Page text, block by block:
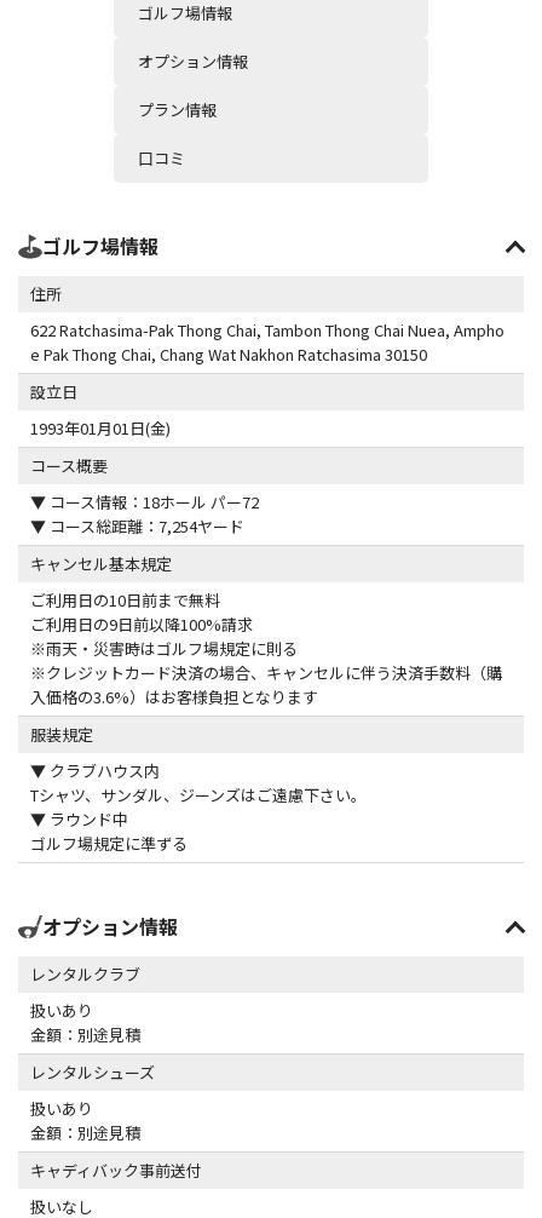
ゴルフ場情報
オプション情報
プラン情報
口コミ
ゴルフ場情報
住所
622 Ratchasima-Pak Thong Chai, Tambon Thong Chai Nuea, Ampho
e Pak Thong Chai, Chang Wat Nakhon Ratchasima 30150
設立日
1993年01月01日(金)
コース概要
▼ コース情報：18ホール パー72
▼ コース総距離：7,254ヤード
キャンセル基本規定
ご利用日の10日前まで無料
ご利用日の9日前以降100%請求
※雨天・災害時はゴルフ場規定に則る
※クレジットカード決済の場合、キャンセルに伴う決済手数料（購
入価格の3.6%）はお客様負担となります
服装規定
▼ クラブハウス内
Tシャツ、サンダル、ジーンズはご遠慮下さい。
▼ ラウンド中
ゴルフ場規定に準ずる
オプション情報
レンタルクラブ
扱いあり
金額：別途見積
レンタルシューズ
扱いあり
金額：別途見積
キャディバック事前送付
扱いなし